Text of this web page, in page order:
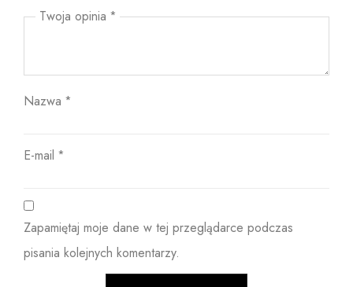
Twoja opinia *
Nazwa *
E-mail *
Zapamiętaj moje dane w tej przeglądarce podczas
pisania kolejnych komentarzy.